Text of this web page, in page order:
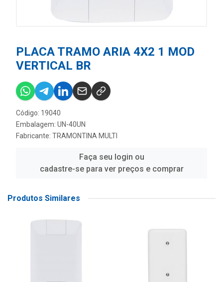
PLACA TRAMO ARIA 4X2 1 MOD
VERTICAL BR
Código: 19040
Embalagem: UN-40UN
Fabricante: TRAMONTINA MULTI
Faça seu login ou
cadastre-se para ver preços e comprar
Produtos Similares